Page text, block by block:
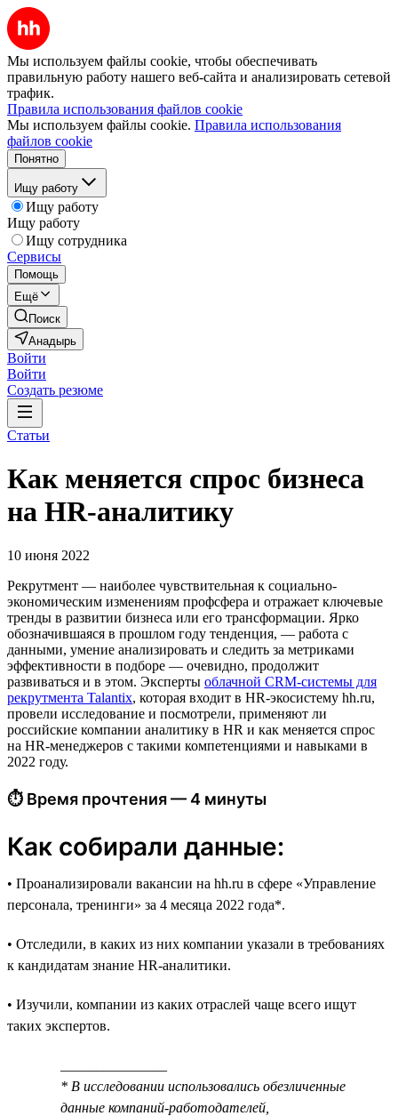
Мы используем файлы cookie, чтобы обеспечивать
правильную работу нашего веб-сайта и анализировать сетевой
трафик.
Правила использования файлов cookie
Мы используем файлы cookie. Правила использования
файлов cookie
Понятно
Ищу работу
Ищу работу
Ищу работу
Ищу сотрудника
Сервисы
Помощь
Ещё
Поиск
Анадырь
Войти
Войти
Создать резюме
Статьи
Как меняется спрос бизнеса
на HR-аналитику
10 июня 2022
Рекрутмент — наиболее чувствительная к социально-
экономическим изменениям профсфера и отражает ключевые
тренды в развитии бизнеса или его трансформации. Ярко
обозначившаяся в прошлом году тенденция, — работа c
данными, умение анализировать и следить за метриками
эффективности в подборе — очевидно, продолжит
развиваться и в этом. Эксперты облачной CRM-системы для
рекрутмента Talantix, которая входит в HR-экосистему hh.ru,
провели исследование и посмотрели, применяют ли
российские компании аналитику в HR и как меняется спрос
на HR-менеджеров с такими компетенциями и навыками в
2022 году.
⏱ Время прочтения — 4 минуты
Как собирали данные:
• Проанализировали вакансии на hh.ru в сфере «Управление
персонала, тренинги» за 4 месяца 2022 года*.
• Отследили, в каких из них компании указали в требованиях
к кандидатам знание HR-аналитики.
• Изучили, компании из каких отраслей чаще всего ищут
таких экспертов.
* В исследовании использовались обезличенные
данные компаний-работодателей,